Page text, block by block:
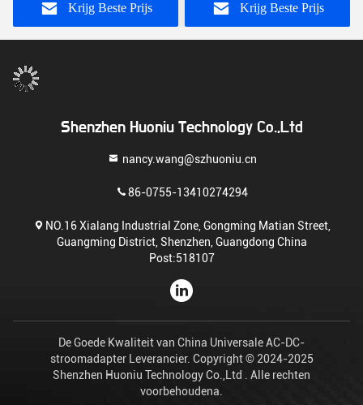
Krijg Beste Prijs
Adapter Veiligheid
gecertificeerd
Krijg Beste Prijs
Shenzhen Huoniu Technology Co.,Ltd
nancy.wang@szhuoniu.cn
86-0755-13410274294
NO.16 Xialang Industrial Zone, Gongming Matian Street,
Guangming District, Shenzhen, Guangdong China
Post:518107
De Goede Kwaliteit van China Universale AC-DC-
stroomadapter Leverancier. Copyright © 2024-2025
Shenzhen Huoniu Technology Co.,Ltd . Alle rechten
voorbehoudena.